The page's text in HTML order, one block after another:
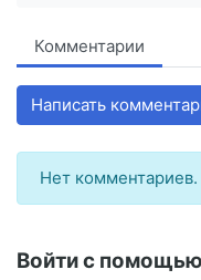
Комментарии
Написать
Нет
Войти с помощью